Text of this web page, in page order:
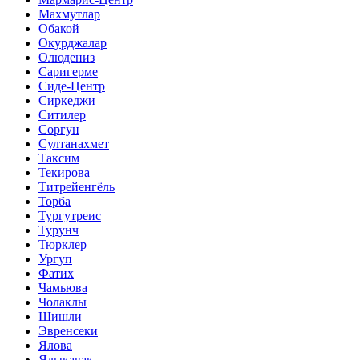
Махмутлар
Обакой
Окурджалар
Олюдениз
Саригерме
Сиде-Центр
Сиркеджи
Ситилер
Соргун
Султанахмет
Таксим
Текирова
Титрейенгёль
Торба
Тургутреис
Турунч
Тюрклер
Ургуп
Фатих
Чамьюва
Чолаклы
Шишли
Эвренсеки
Ялова